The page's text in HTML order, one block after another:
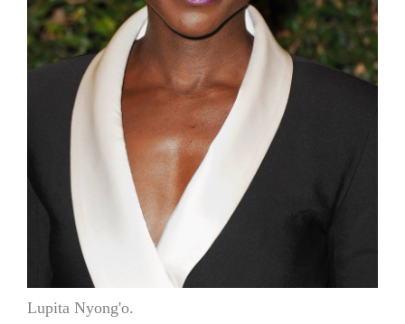
Lupita Nyong'o.